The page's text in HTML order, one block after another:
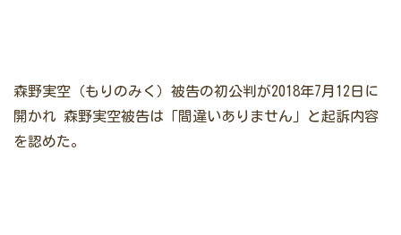
森野実空（もりのみく）被告の初公判が2018年7月12日に
開かれ 森野実空被告は「間違いありません」と起訴内容
を認めた。